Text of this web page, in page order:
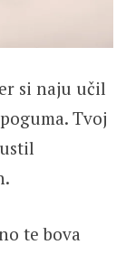
si naju učil
Tvoj
te bova